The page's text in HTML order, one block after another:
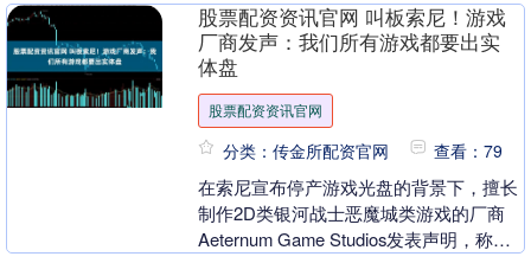
股票配资资讯官网 叫板索尼！游戏
厂商发声：我们所有游戏都要出实
体盘
股票配资资讯官网
分类：传金所配资官网 查看：79
在索尼宣布停产游戏光盘的背景下，擅长
制作2D类银河战士恶魔城类游戏的厂商
Aeternum Game Studios发表声明，称对